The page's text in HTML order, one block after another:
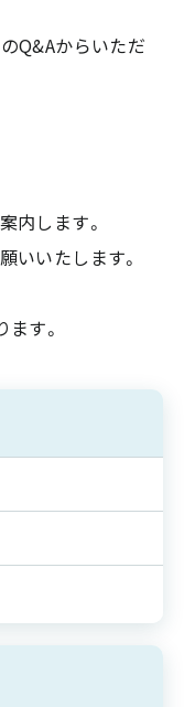
Q&Aからいただ
内します。
いいたします。
す。